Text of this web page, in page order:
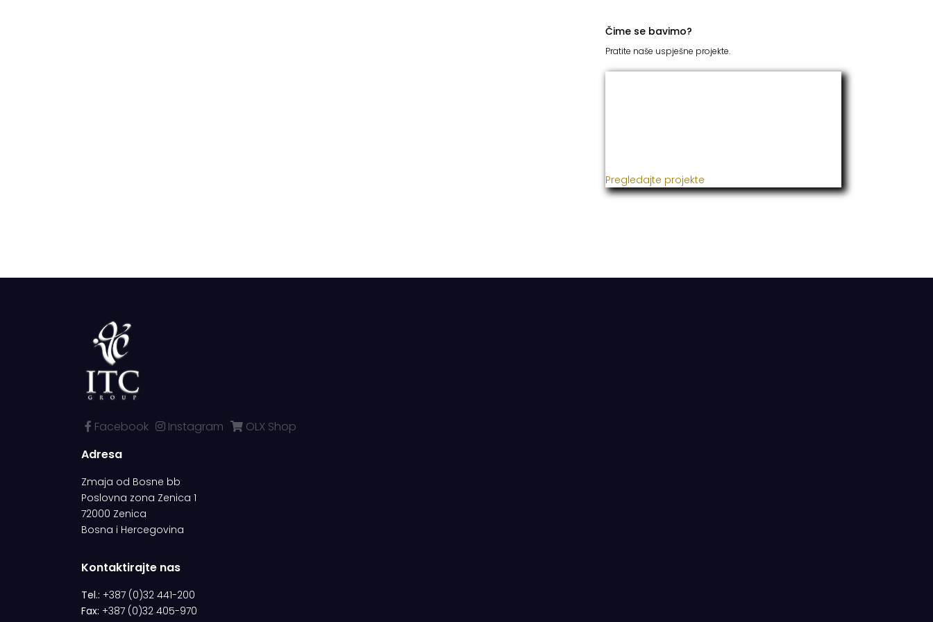
Čime se bavimo?
Pratite naše uspješne projekte.
Pregledajte projekte
Facebook Instagram
OLX Shop
Adresa
Zmaja od Bosne bb
Poslovna zona Zenica 1
72000 Zenica
Bosna i Hercegovina
Kontaktirajte nas
Tel.: +387 (0)32 441-200
Fax: +387 (0)32 405-970